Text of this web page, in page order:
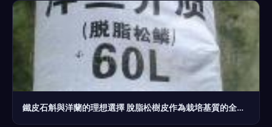
鐵皮石斛與洋蘭的理想選擇 脫脂松樹皮作為栽培基質的全面解析